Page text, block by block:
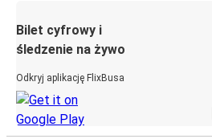
Bilet cyfrowy i
śledzenie na żywo
Odkryj aplikację FlixBusa